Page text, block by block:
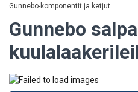
Gunnebo-komponentit ja ketjut
Gunnebo